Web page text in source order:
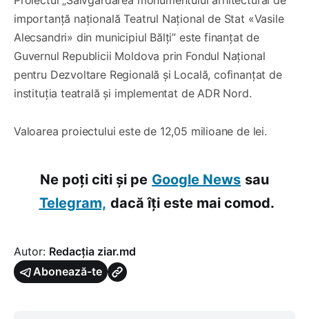
importanță națională Teatrul Național de Stat «Vasile
Alecsandri» din municipiul Bălți” este finanțat de
Guvernul Republicii Moldova prin Fondul Național
pentru Dezvoltare Regională și Locală, cofinanțat de
instituția teatrală și implementat de ADR Nord.
Valoarea proiectului este de 12,05 milioane de lei.
Ne poți citi și pe Google News sau
Telegram, dacă îți este mai comod.
Autor: Redacția ziar.md
Abonează-te